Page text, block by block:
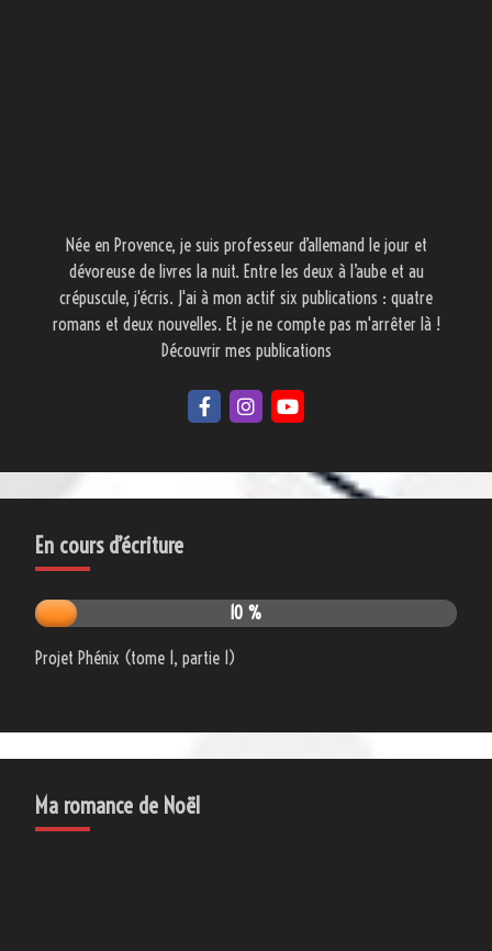
Née en Provence, je suis professeur d’allemand le jour et
dévoreuse de livres la nuit. Entre les deux à l’aube et au
crépuscule, j'écris. J'ai à mon actif six publications : quatre
romans et deux nouvelles. Et je ne compte pas m'arrêter là !
Découvrir mes publications
En cours d’écriture
10 %
Projet Phénix (tome 1, partie 1)
Ma romance de Noël